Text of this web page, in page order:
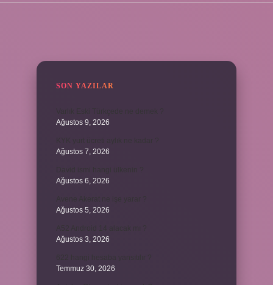
SON YAZILAR
Ağustos 9, 2026
Ağustos 7, 2026
Ağustos 6, 2026
Ağustos 5, 2026
Ağustos 3, 2026
Temmuz 30, 2026